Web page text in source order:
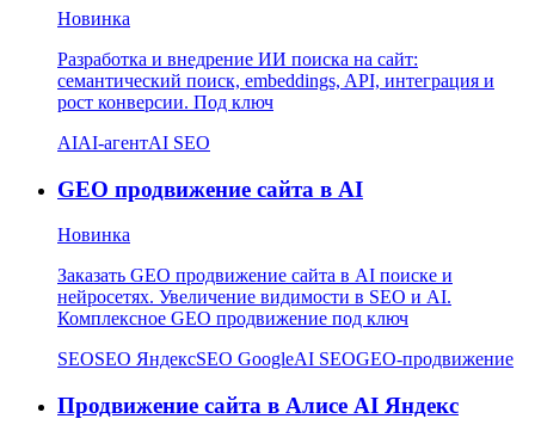
Новинка
Разработка и внедрение ИИ поиска на сайт:
семантический поиск, embeddings, API, интеграция и
рост конверсии. Под ключ
AIAI-агентAI SEO
GEO продвижение сайта в AI
Новинка
Заказать GEO продвижение сайта в AI поиске и
нейросетях. Увеличение видимости в SEO и AI.
Комплексное GEO продвижение под ключ
SEOSEO ЯндексSEO GoogleAI SEOGEO-продвижение
Продвижение сайта в Алисе AI Яндекс